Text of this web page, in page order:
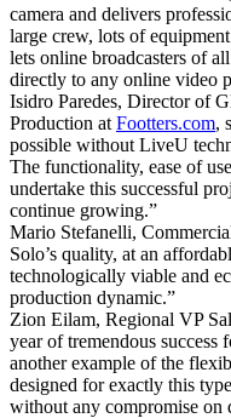
camera and delivers
large crew, lots of
lets online broadcasters of
directly to any online video
Isidro Paredes, Director of
Production at Footters.com,
possible without LiveU
The functionality, ease of
undertake this successful
continue growing.”
Mario Stefanelli,
Solo’s quality, at an
technologically viable and
production dynamic.”
Zion Eilam, Regional VP
year of tremendous success
another example of the
designed for exactly this
without any compromise on